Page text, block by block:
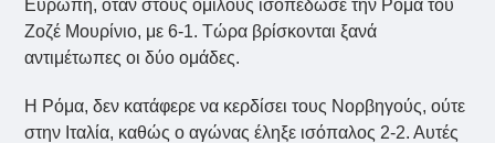
Ευρώπη, όταν στους ομίλους ισοπέδωσε την Ρόμα του
Ζοζέ Μουρίνιο, με 6-1. Τώρα βρίσκονται ξανά
αντιμέτωπες οι δύο ομάδες.
Η Ρόμα, δεν κατάφερε να κερδίσει τους Νορβηγούς, ούτε
στην Ιταλία, καθώς ο αγώνας έληξε ισόπαλος 2-2. Αυτές